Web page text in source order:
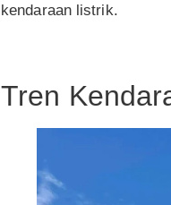
kendaraan listrik.
Tren